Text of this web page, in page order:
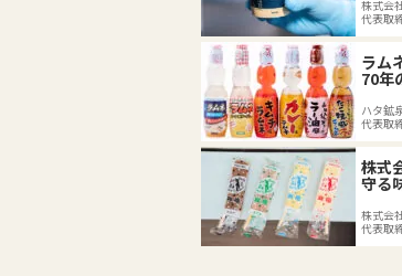
株式会
代表取
ラム
70年
ハタ鉱
代表取
株式
守る
キ
株式会
代表取